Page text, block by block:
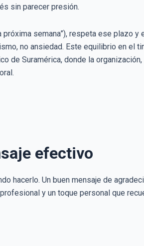
sin parecer presión.
semana”), respeta ese plazo y
no ansiedad. Este equilibrio en el
de Suramérica, donde la
efectivo
hacerlo. Un buen mensaje de
y un toque personal que